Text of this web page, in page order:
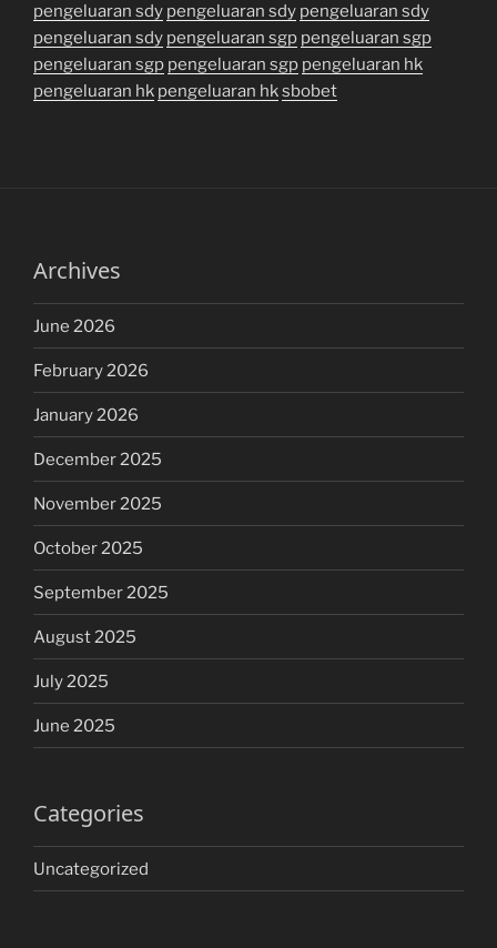
pengeluaran sdy pengeluaran sdy pengeluaran sdy
pengeluaran sdy pengeluaran sgp pengeluaran sgp
pengeluaran sgp pengeluaran sgp pengeluaran hk
pengeluaran hk pengeluaran hksbobet
Archives
June 2026
February 2026
January 2026
December 2025
November 2025
October 2025
September 2025
August 2025
July 2025
June 2025
Categories
Uncategorized